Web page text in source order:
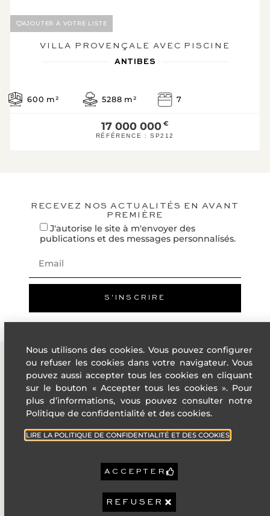
B
D
G
Forte émission de GES
référence prix
nc
Montant annuel
bas :
nc
Montant annuel
haut :
nc
Taxe foncière : 3 178 €
Charges de
copropriété :
1 500 €
GÉORISQUES :
Les informations sur les
est exposé sont
disponibles sur le site
AJOUTER À VOTRE LISTE
VILLA PROVENÇALE AVEC PISCINE
ANTIBES
600 m² 5288 m² 7
17 000 000 €
RÉFÉRENCE :SP212
RECEVEZ NOS ACTUALITÉS EN AVANT
PREMIÈRE
J'autorise le site à m'envoyer des
publications et des messages personnalisés.
S'INSCRIRE
ADRESSE
4 Rue des
États-Unis,
06400
Cannes
LIENS
UTILES
la French
Riviera
Nous utilisons des cookies. Vous pouvez configurer
ou refuser les cookies dans votre navigateur. Vous
pouvez aussi accepter tous les cookies en cliquant
sur le bouton « Accepter tous les cookies ». Pour
plus d’informations, vous pouvez consulter notre
Politique de confidentialité et des cookies.
LIRE LA POLITIQUE DE CONFIDENTIALITÉ ET DES COOKIES
ACCEPTER
REFUSER